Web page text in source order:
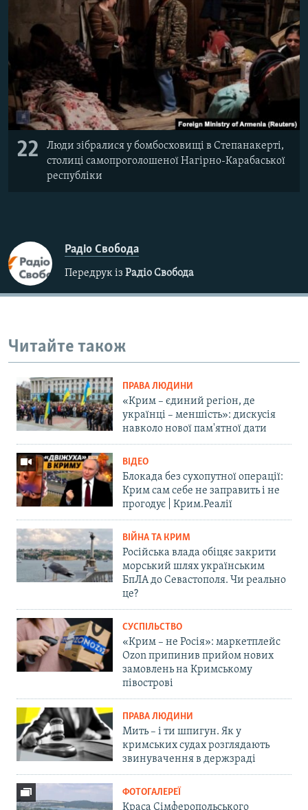
22
Люди зібралися у бомбосховищі в Степанакерті,
столиці самопроголошеної Нагірно-Карабаської
республіки
Радіо Свобода
Передрук із Радіо Свобода
Читайте також
ПРАВА ЛЮДИНИ
«Крим – єдиний регіон, де
українці – меншість»: дискусія
навколо нової пам'ятної дати
ВІДЕО
Блокада без сухопутної операції:
Крим сам себе не заправить і не
прогодує | Крим.Реалії
ВІЙНА ТА КРИМ
Російська влада обіцяє закрити
морський шлях українським
БпЛА до Севастополя. Чи реально
це?
СУСПІЛЬСТВО
«Крим – не Росія»: маркетплейс
Ozon припинив прийом нових
замовлень на Кримському
півострові
ПРАВА ЛЮДИНИ
Мить – і ти шпигун. Як у
кримських судах розглядають
звинувачення в держзраді
ФОТОГАЛЕРЕЇ
Краса Сімферопольського